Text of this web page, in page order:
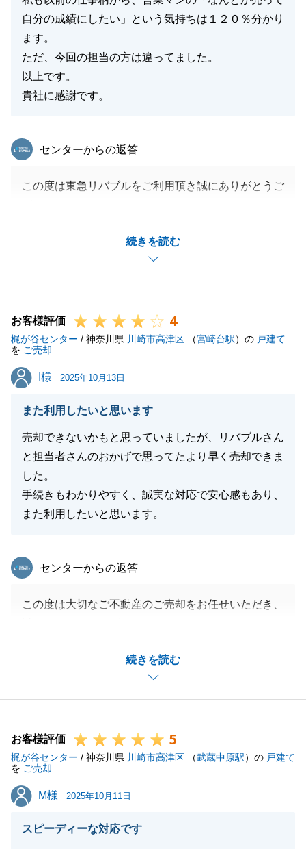
自分の成績にしたい」という気持ちは１２０％分かり
ます。
ただ、今回の担当の方は違ってました。
以上です。
貴社に感謝です。
続きを読む
東急リバブル
センターからの返答
この度は東急リバブルをご利用頂き誠にありがとうご
き、また大変嬉しいお言葉、本当にありがとうござい
ます。感謝しております。
頂いたお言葉を力に、今後も日々の営業を頑張って参
また不動産の件でご相談がございましたら、いつでも
ご連絡下さい。
末永いお付き合いを宜しくお願いします。
閉じる
お客様評価 4
梶が谷センター / 神奈川県 川崎市高津区 （宮崎台駅）の 戸建て
を ご売却
I様
I様 2025年10月13日
また利用したいと思います
売却できないかもと思っていましたが、リバブルさん
と担当者さんのおかげで思ってたより早く売却できま
した。
手続きもわかりやすく、誠実な対応で安心感もあり、
また利用したいと思います。
続きを読む
東急リバブル
センターからの返答
この度は大切なご不動産のご売却をお任せいただき、
ご遠方の中、毎回迅速かつ丁寧にご対応いただき、ス
ムーズにお取引きを進めることができました。
けますと幸いです。
お客様評価 5
梶が谷センター / 神奈川県 川崎市高津区 （武蔵中原駅）の 戸建て
を ご売却
M様
M様 2025年10月11日
スピーディーな対応です